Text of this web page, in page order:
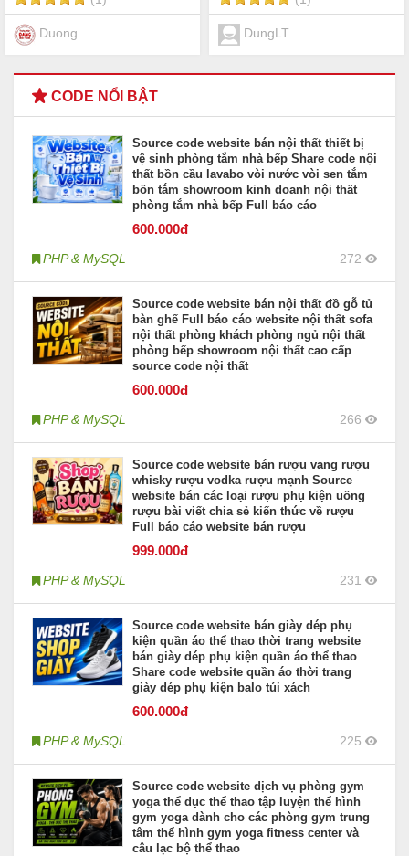
Duong DungLT
CODE NỔI BẬT
Source code website bán nội thất thiết bị
vệ sinh phòng tắm nhà bếp Share code nội
thất bồn cầu lavabo vòi nước vòi sen tắm
bồn tắm showroom kinh doanh nội thất
phòng tắm nhà bếp Full báo cáo
600.000đ
PHP & MySQL 272
Source code website bán nội thất đồ gỗ tủ
bàn ghế Full báo cáo website nội thất sofa
nội thất phòng khách phòng ngủ nội thất
phòng bếp showroom nội thất cao cấp
source code nội thất
600.000đ
PHP & MySQL 266
Source code website bán rượu vang rượu
whisky rượu vodka rượu mạnh Source
website bán các loại rượu phụ kiện uống
rượu bài viết chia sẻ kiến thức về rượu
Full báo cáo website bán rượu
999.000đ
PHP & MySQL 231
Source code website bán giày dép phụ
kiện quần áo thể thao thời trang website
bán giày dép phụ kiện quần áo thể thao
Share code website quần áo thời trang
giày dép phụ kiện balo túi xách
600.000đ
PHP & MySQL 225
Source code website dịch vụ phòng gym
yoga thể dục thể thao tập luyện thể hình
gym yoga dành cho các phòng gym trung
tâm thể hình gym yoga fitness center và
câu lạc bộ thể thao